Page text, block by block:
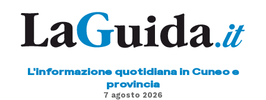
L'informazione quotidiana in Cuneo e
provincia
7 agosto 2026